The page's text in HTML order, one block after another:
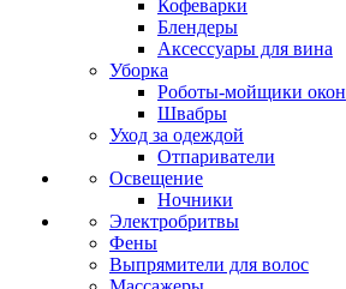
Кофеварки
Блендеры
Аксессуары для вина
Уборка
Роботы-мойщики окон
Швабры
Уход за одеждой
Отпариватели
Освещение
Ночники
Электробритвы
Фены
Выпрямители для волос